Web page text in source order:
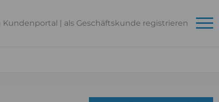
Kundenportal | als Geschäftskunde registrieren